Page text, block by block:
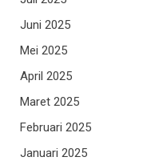
Juni 2025
Mei 2025
April 2025
Maret 2025
Februari 2025
Januari 2025